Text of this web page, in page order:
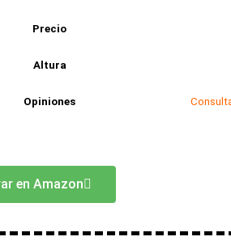
Precio
Altura
Opiniones
en Amazon